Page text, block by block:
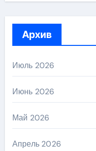
Архив
Июль 2026
Июнь 2026
Май 2026
Апрель 2026